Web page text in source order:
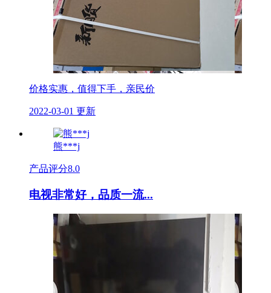
价格实惠，值得下手，亲民价
2022-03-01 更新
熊***j
产品评分8.0
电视非常好，品质一流...